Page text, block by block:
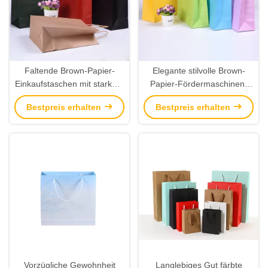
Faltende Brown-Papier-
Einkaufstaschen mit starkem
hitzebeständigem Kleber
verstärken
Bestpreis erhalten
Elegante stilvolle Brown-
Papier-Fördermaschinen-
Taschen, farbige Papiertüten
mit Griffen
Bestpreis erhalten
Vorzügliche Gewohnheit
Langlebiges Gut färbte